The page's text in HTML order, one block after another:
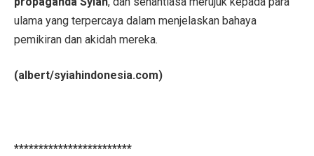
ulama yang terpercaya dalam menjelaskan bahaya
pemikiran dan akidah mereka.
(albert/syiahindonesia.com)
************************